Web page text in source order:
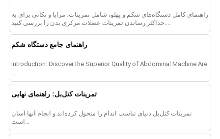
راهنمای کامل دستگاه‌های شکم و پهلو، شامل تمرینات، مزایا و نکاتی برای به
حداکثر رساندن تمرینات عضلات مرکزی بدن را بررسی کنید....
راهنمای جامع دستگاه شکم
Introduction: Discover the Superior Quality of Abdominal Machine Are
...
تمرینات کتل‌بل: راهنمای نهایی
تمرینات کتل‌بل دنیای تناسب اندام را متحول کرده‌اند و انجام آنها آسان
است...